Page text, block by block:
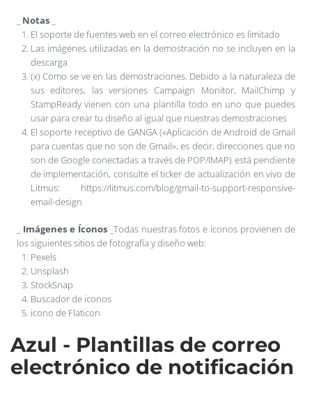
Notas
El soporte de fuentes web en el correo electrónico es limitado
Las imágenes utilizadas en la demostración no se incluyen en la
descarga
(x) Como se ve en las demostraciones. Debido a la naturaleza de
sus editores, las versiones Campaign Monitor, MailChimp y
StampReady vienen con una plantilla todo en uno que puedes
usar para crear tu diseño al igual que nuestras demostraciones
El soporte receptivo de GANGA («Aplicación de Android de Gmail
para cuentas que no son de Gmail», es decir, direcciones que no
son de Google conectadas a través de POP/IMAP) está pendiente
de implementación, consulte el ticker de actualización en vivo de
Litmus: https://litmus.com/blog/gmail-to-support-responsive-
email-design
Imágenes e Íconos_Todas nuestras fotos e íconos provienen de
los siguientes sitios de fotografía y diseño web:
Pexels
Unsplash
StockSnap
Buscador de iconos
icono de Flaticon
Azul - Plantillas de correo
electrónico de notificación